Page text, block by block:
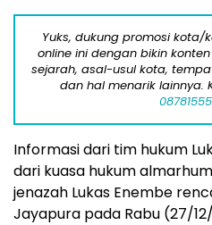
Yuks, dukung promosi
online ini dengan bikin
sejarah, asal-usul kota,
dan hal menarik lainnya.
Informasi dari tim hukum
dari kuasa hukum
jenazah Lukas Enembe
Jayapura pada Rabu (27/